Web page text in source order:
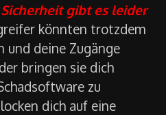
Endgerät speicherst.
gibt es leider
könnten trotzdem
deine Zugänge
bringen sie dich
zu